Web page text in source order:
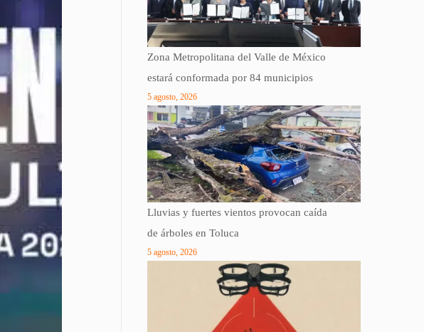
Zona Metropolitana del Valle de México
estará conformada por 84 municipios
5 agosto, 2026
Lluvias y fuertes vientos provocan caída
de árboles en Toluca
5 agosto, 2026